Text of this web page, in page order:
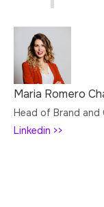
Maria Romero
Head of Brand and
Linkedin >>